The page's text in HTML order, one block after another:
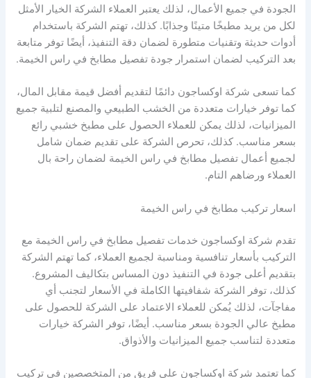
الجودة في جميع الأعمال، لذلك يعتبر العملاء الشركة الخيار الأمثل
لكل من يريد مطبخًا متينًا وجذابًا. كذلك، تهتم الشركة باستخدام
أدوات حديثة وتقنيات متطورة لضمان دقة التنفيذ، أيضًا توفر متابعة
بعد التركيب لضمان استمرار جودة تفصيل مطابخ في راس الخيمة.
كما تسعى شركة اوكساجون دائمًا لتقديم أفضل قيمة مقابل المال،
كما توفر خيارات متعددة من الخشب الطبيعي والمصنع لتلبية جميع
الميزانيات، لذلك يمكن للعملاء الحصول على مطبخ خشبي رائع
بسعر مناسب. كذلك، تحرص الشركة على تقديم ضمان شامل
لجميع أعمال تفصيل مطابخ في راس الخيمة لضمان راحة بال
العملاء ورضاهم التام.
اسعار تركيب مطابخ في راس الخيمة
تقدم شركة اوكساجون خدمات تفصيل مطابخ في راس الخيمة مع
التركيب بأسعار تنافسية ومناسبة لجميع العملاء، كما تهتم الشركة
بتقديم أعلى جودة في التنفيذ دون المساس بتكاليف المشروع.
كذلك، توفر الشركة شفافيتها الكاملة في الأسعار لتجنب أي
مفاجآت، لذلك يُمكن للعملاء الاعتماد على الشركة للحصول على
مطبخ عالي الجودة بسعر مناسب. أيضًا، توفر الشركة خيارات
متعددة لتناسب جميع الميزانيات والأذواق.
كما تعتمد شركة اوكساجون على فريق من المتخصصين في تركيب